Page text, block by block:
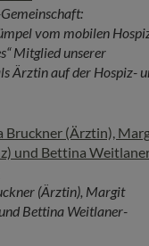
vom mobilen
Mitglied unserer
Ärztin auf der Hospiz-
(Ärztin), Margit
Bettina Weitlaner-